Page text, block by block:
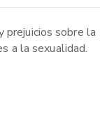
prejuicios sobre la
a la sexualidad.